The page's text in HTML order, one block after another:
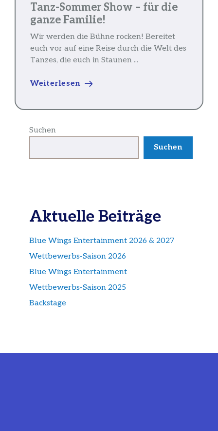
Tanz-Sommer Show – für die
ganze Familie!
Wir werden die Bühne rocken! Bereitet
euch vor auf eine Reise durch die Welt des
Tanzes, die euch in Staunen ...
Weiterlesen
Suchen
Suchen
Aktuelle Beiträge
Blue Wings Entertainment 2026 & 2027
Wettbewerbs-Saison 2026
Blue Wings Entertainment
Wettbewerbs-Saison 2025
Backstage